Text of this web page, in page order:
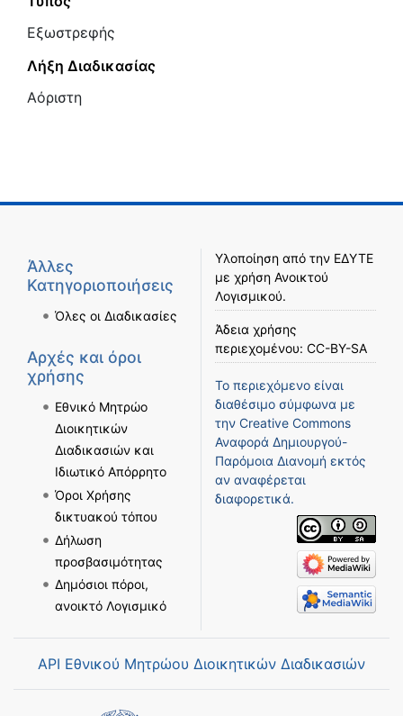
Εξωστρεφής
Λήξη Διαδικασίας
Αόριστη
Άλλες
Κατηγοριοποιήσεις
Όλες οι Διαδικασίες
Αρχές και όροι
χρήσης
Εθνικό Μητρώο
Διοικητικών
Διαδικασιών και
Ιδιωτικό Απόρρητο
Όροι Χρήσης
δικτυακού τόπου
Δήλωση
προσβασιμότητας
Δημόσιοι πόροι,
ανοικτό Λογισμικό
Υλοποίηση από την ΕΔΥΤΕ
με χρήση Ανοικτού
Λογισμικού.
Άδεια χρήσης
περιεχομένου: CC-BY-SA
Το περιεχόμενο είναι
διαθέσιμο σύμφωνα με
την Creative Commons
Αναφορά Δημιουργού-
Παρόμοια Διανομή εκτός
αν αναφέρεται
διαφορετικά.
API Εθνικού Μητρώου Διοικητικών Διαδικασιών